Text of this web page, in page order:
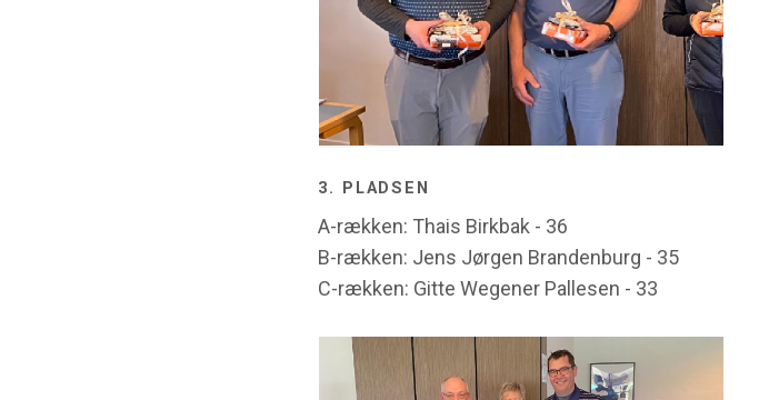
3. PLADSEN
A-rækken: Thais Birkbak - 36
B-rækken: Jens Jørgen Brandenburg - 35
C-rækken: Gitte Wegener Pallesen - 33